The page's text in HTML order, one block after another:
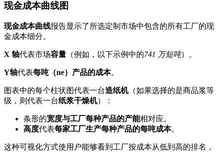
现金成本曲线图
现金成本曲线报告显示了 所选定制 市场中包含的所有工厂的现
金成本细分。
X 轴代表市场容量 （例如 ， 以下示例中的741 万短吨） 。
Y轴代表每吨 （ne） 产品的成本。
图表中的每个柱状图代表一台造纸机（如果选择的是商品浆等
级 ， 则 代表一台纸浆干燥机） ：
条形的宽度与工厂每种产品的产能相对应。
高度代表每家工厂生产每种产品的每吨成本。
这种可视化方式使用 户能够看到 工厂按成本从低到 高的排名 ，